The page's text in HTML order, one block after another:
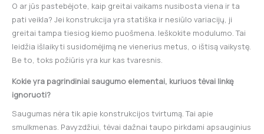
O ar jūs pastebėjote, kaip greitai vaikams nusibosta viena ir ta
pati veikla? Jei konstrukcija yra statiška ir nesiūlo variacijų, ji
greitai tampa tiesiog kiemo puošmena. Ieškokite modulumo. Tai
leidžia išlaikyti susidomėjimą ne vienerius metus, o ištisą vaikystę.
Be to, toks požiūris yra kur kas tvaresnis.
Kokie yra pagrindiniai saugumo elementai, kuriuos tėvai linkę
ignoruoti?
Saugumas nėra tik apie konstrukcijos tvirtumą. Tai apie
smulkmenas. Pavyzdžiui, tėvai dažnai taupo pirkdami apsauginius